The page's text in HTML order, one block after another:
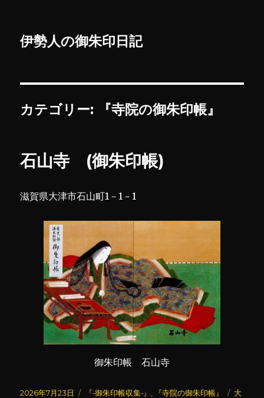
伊勢人の御朱印日記
カテゴリー: 『寺院の御朱印帳』
石山寺 (御朱印帳)
滋賀県大津市石山町1－1－1
御朱印帳 石山寺
投
2026年7月23日
カ『‐御朱印帳収集‐』 『寺院の御朱印帳』
タ
大